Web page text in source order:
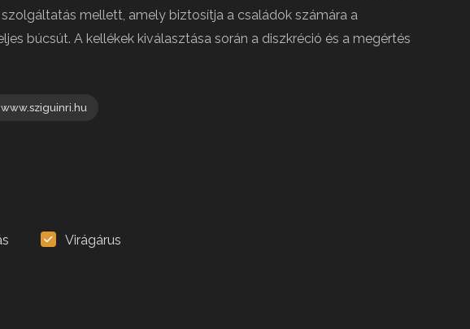
mellett, amely biztosítja a családok számára a
búcsút. A kellékek kiválasztása során a diszkréció és a megértés
www.sziguinri.hu
Virágárus